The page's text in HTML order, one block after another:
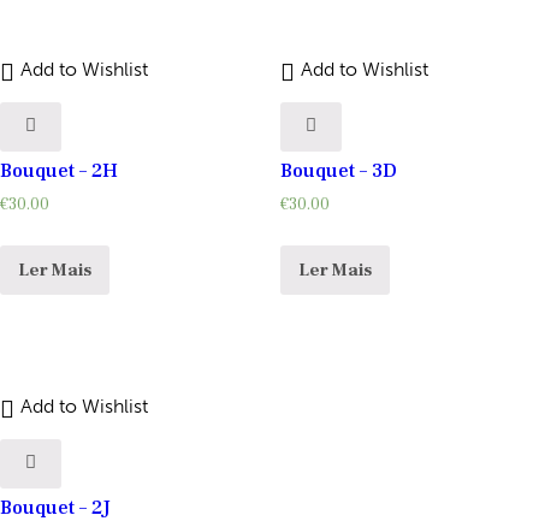
Add to Wishlist
Bouquet – 2H
€30.00
Ler Mais
Add to Wishlist
Bouquet – 3D
€30.00
Ler Mais
Add to Wishlist
Bouquet – 2J